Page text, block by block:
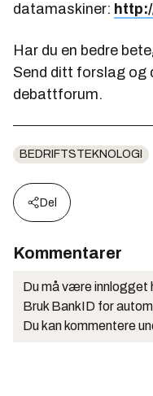
datamaskiner:
Har du en bedre
Send ditt forslag og
debattforum.
BEDRIFTSTEKNOLOGI
Del
Kommentarer
Du må være innlogget
Bruk BankID for
Du kan kommentere